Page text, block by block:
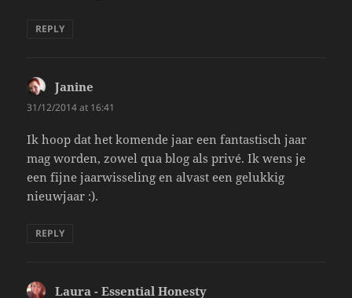
REPLY
Janine
31/12/2014 at 16:41
Ik hoop dat het komende jaar een fantastisch jaar
mag worden, zowel qua blog als privé. Ik wens je
een fijne jaarwisseling en alvast een gelukkig
nieuwjaar :).
REPLY
Laura - Essential Honesty